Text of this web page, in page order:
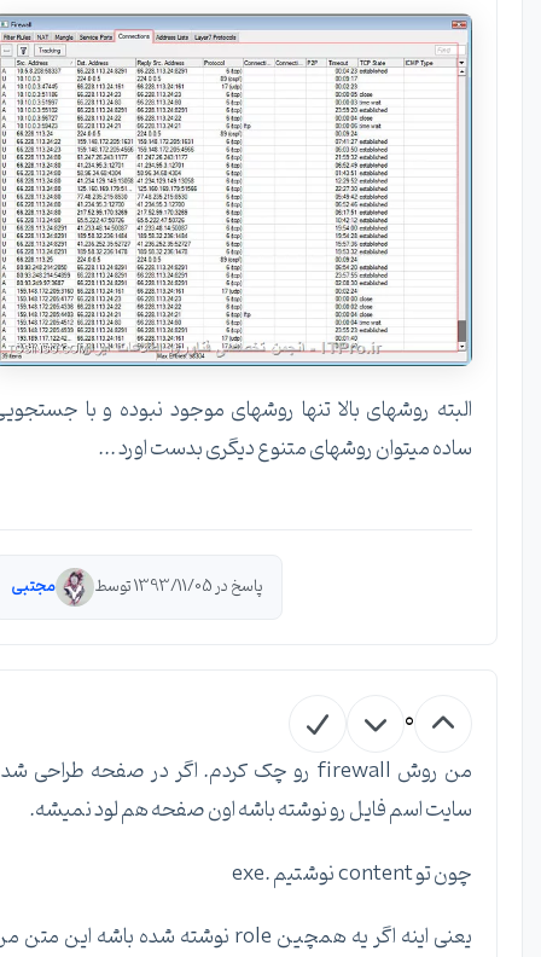
البته روشهای بالا تنها روشهای موجود نبوده و با جستجویی
ساده میتوان روشهای متنوع دیگری بدست اورد ...
مجتبی
من روش firewall رو چک کردم. اگر در صفحه طراحی شده
سایت اسم فایل رو نوشته باشه اون صفحه هم لود نمیشه.
یعنی اینه اگر یه همچین role نوشته شده باشه این متن من